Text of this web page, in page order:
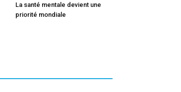
La santé mentale devient une
priorité mondiale